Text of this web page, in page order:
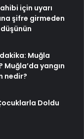
için uyarı
şifre girmeden
Muğla
Muğla’da yangın
nedir?
Doldu